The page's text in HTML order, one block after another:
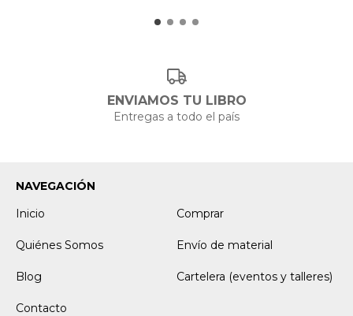
ENVIAMOS TU LIBRO
Entregas a todo el país
NAVEGACIÓN
Inicio
Comprar
Quiénes Somos Envío de material
Blog Cartelera (eventos y talleres)
Contacto